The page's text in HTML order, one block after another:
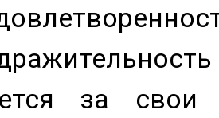
за свои